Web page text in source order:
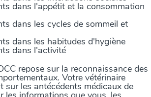
dans l'appétit et la consommation
dans les cycles de sommeil et
dans les habitudes d'hygiène
dans l'activité
repose sur la reconnaissance des
Votre vétérinaire
sur les antécédents médicaux de